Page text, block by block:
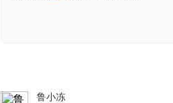
鲁小冻